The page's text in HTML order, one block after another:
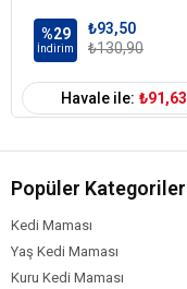
%29
İndirim
₺93,50
₺130,90
Havale ile: ₺91,63
Popüler Kategoriler
Kedi Maması
Yaş Kedi Maması
Kuru Kedi Maması